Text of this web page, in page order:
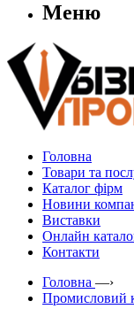
Меню
Головна
Товари та
Каталог фірм
Новини
Виставки
Онлайн
Контакти
Головна —›
Промисловий